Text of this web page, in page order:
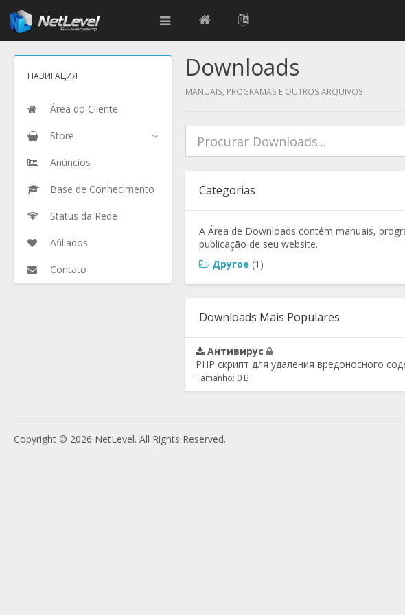
НАВИГАЦИЯ
Área do Cliente
Store
Anúncios
Base de Conhecimento
Status da Rede
Afiliados
Contato
Downloads
MANUAIS, PROGRAMAS E OUTROS ARQUIVOS
Categorias
A Área de Downloads contém manuais,
publicação de seu website.
Другое (1)
Downloads Mais Populares
Антивирус
PHP скрипт для удаления вредоносного
Tamanho: 0 B
Copyright © 2026 NetLevel. All Rights Reserved.